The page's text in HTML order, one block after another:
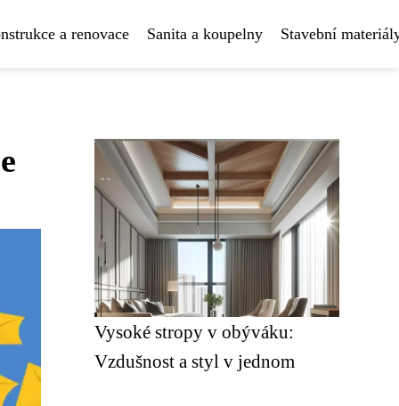
a renovace Sanita a koupelny Stavební
Vysoké stropy v obýváku:
Vzdušnost a styl v jednom